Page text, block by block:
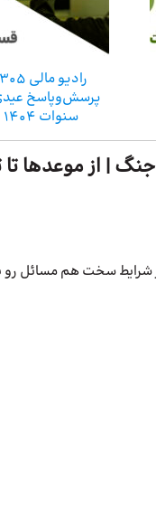
پرسش‌وپاسخ
سنوات 1404
| از موعدها
سخت هم مسائل رو